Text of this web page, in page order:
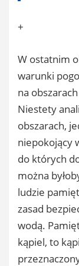
+
W ostatnim
warunki
na
Niestety
obszarach,
niepokojący
do których
można
ludzie
zasad
wodą.
kąpiel, to